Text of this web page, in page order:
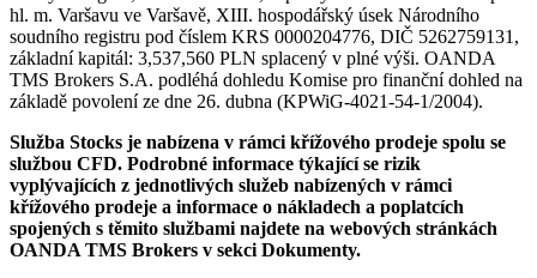
hl. m. Varšavu ve Varšavě, XIII. hospodářský úsek Národního
soudního registru pod číslem KRS 0000204776, DIČ 5262759131,
základní kapitál: 3,537,560 PLN splacený v plné výši. OANDA
TMS Brokers S.A. podléhá dohledu Komise pro finanční dohled na
základě povolení ze dne 26. dubna (KPWiG-4021-54-1/2004).
Služba Stocks je nabízena v rámci křížového prodeje spolu se
službou CFD. Podrobné informace týkající se rizik
vyplývajících z jednotlivých služeb nabízených v rámci
křížového prodeje a informace o nákladech a poplatcích
spojených s těmito službami najdete na webových stránkách
OANDA TMS Brokers v sekci Dokumenty.